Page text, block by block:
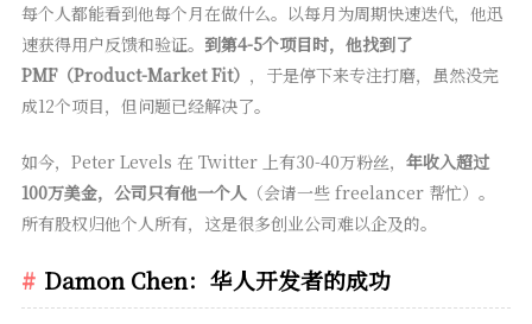
每个人都能看到他每个月在做什么。以每月为周期快速迭代，他迅
速获得用户反馈和验证。 到第4-5个项目时，他找到了
PMF（Product-Market Fit） ，于是停下来专注打磨，虽然没完
成12个项目，但问题已经解决了。
如今，Peter Levels 在 Twitter 上有30-40万粉丝， 年收入超过
100万美金，公司只有他一个人（会请一些 freelancer 帮忙）。
所有股权归他个人所有，这是很多创业公司难以企及的。
Damon Chen：华人开发者的成功